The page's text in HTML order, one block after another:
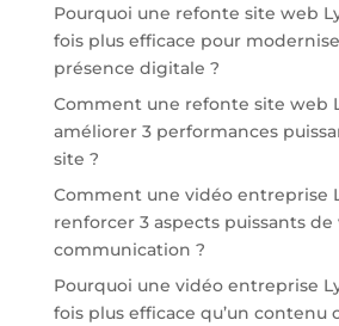
Pourquoi une refonte site web
fois plus efficace pour
présence digitale ?
Comment une refonte site web
améliorer 3 performances
site ?
Comment une vidéo entreprise
renforcer 3 aspects puissants de
communication ?
Pourquoi une vidéo entreprise
fois plus efficace qu’un contenu